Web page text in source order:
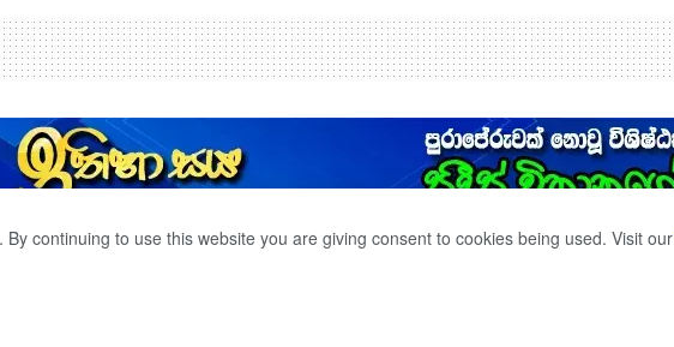
continuing to use this website you are giving consent to cookies being used. Visit our